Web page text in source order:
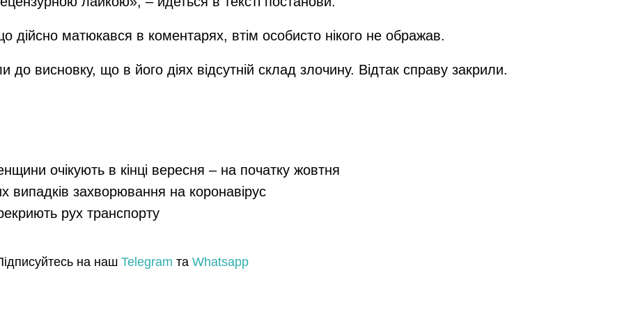
дійсно матюкався в коментарях, втім особисто нікого не ображав.
висновку, що в його діях відсутній склад злочину. Відтак справу закрили.
очікують в кінці вересня – на початку жовтня
випадків захворювання на коронавірус
рух транспорту
на наш Telegram та Whatsapp